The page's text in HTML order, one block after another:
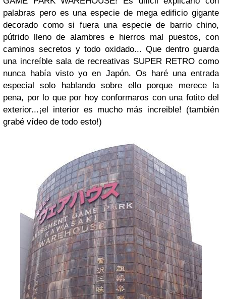
palabras pero es una especie de mega edificio gigante
decorado como si fuera una especie de barrio chino,
pútrido lleno de alambres e hierros mal puestos, con
caminos secretos y todo oxidado... Que dentro guarda
una increíble sala de recreativas SUPER RETRO como
nunca había visto yo en Japón. Os haré una entrada
especial solo hablando sobre ello porque merece la
pena, por lo que por hoy conformaros con una fotito del
exterior...¡el interior es mucho más increible! (también
grabé vídeo de todo esto!)